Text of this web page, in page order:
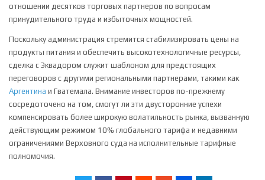
отношении десятков торговых партнеров по вопросам
принудительного труда и избыточных мощностей.
Поскольку администрация стремится стабилизировать цены на
продукты питания и обеспечить высокотехнологичные ресурсы,
сделка с Эквадором служит шаблоном для предстоящих
переговоров с другими региональными партнерами, такими как
Аргентина и Гватемала. Внимание инвесторов по-прежнему
сосредоточено на том, смогут ли эти двусторонние успехи
компенсировать более широкую волатильность рынка, вызванную
действующим режимом 10% глобального тарифа и недавними
ограничениями Верховного суда на исполнительные тарифные
полномочия.